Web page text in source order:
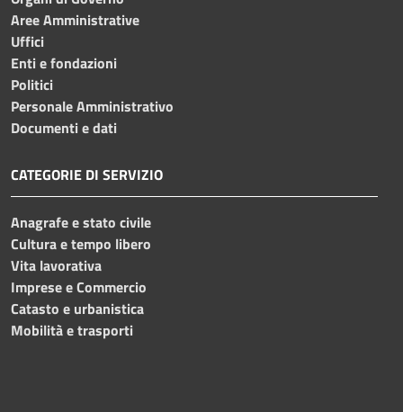
Aree Amministrative
Uffici
Enti e fondazioni
Politici
Personale Amministrativo
Documenti e dati
CATEGORIE DI SERVIZIO
Anagrafe e stato civile
Cultura e tempo libero
Vita lavorativa
Imprese e Commercio
Catasto e urbanistica
Mobilità e trasporti